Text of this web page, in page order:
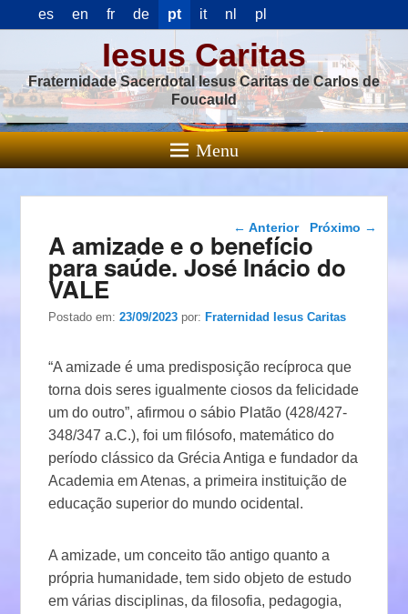
es en fr de pt it nl pl
Iesus Caritas
Fraternidade Sacerdotal Iesus Caritas de Carlos de
Foucauld
Menu
Navegação das
postagens
← Anterior Próximo →
A amizade e o benefício
para saúde. José Inácio do
VALE
Postado em:23/09/2023 por:Fraternidad Iesus Caritas
“A amizade é uma predisposição recíproca que
torna dois seres igualmente ciosos da felicidade
um do outro”, afirmou o sábio Platão (428/427-
348/347 a.C.), foi um filósofo, matemático do
período clássico da Grécia Antiga e fundador da
Academia em Atenas, a primeira instituição de
educação superior do mundo ocidental.
A amizade, um conceito tão antigo quanto a
própria humanidade, tem sido objeto de estudo
em várias disciplinas, da filosofia, pedagogia,